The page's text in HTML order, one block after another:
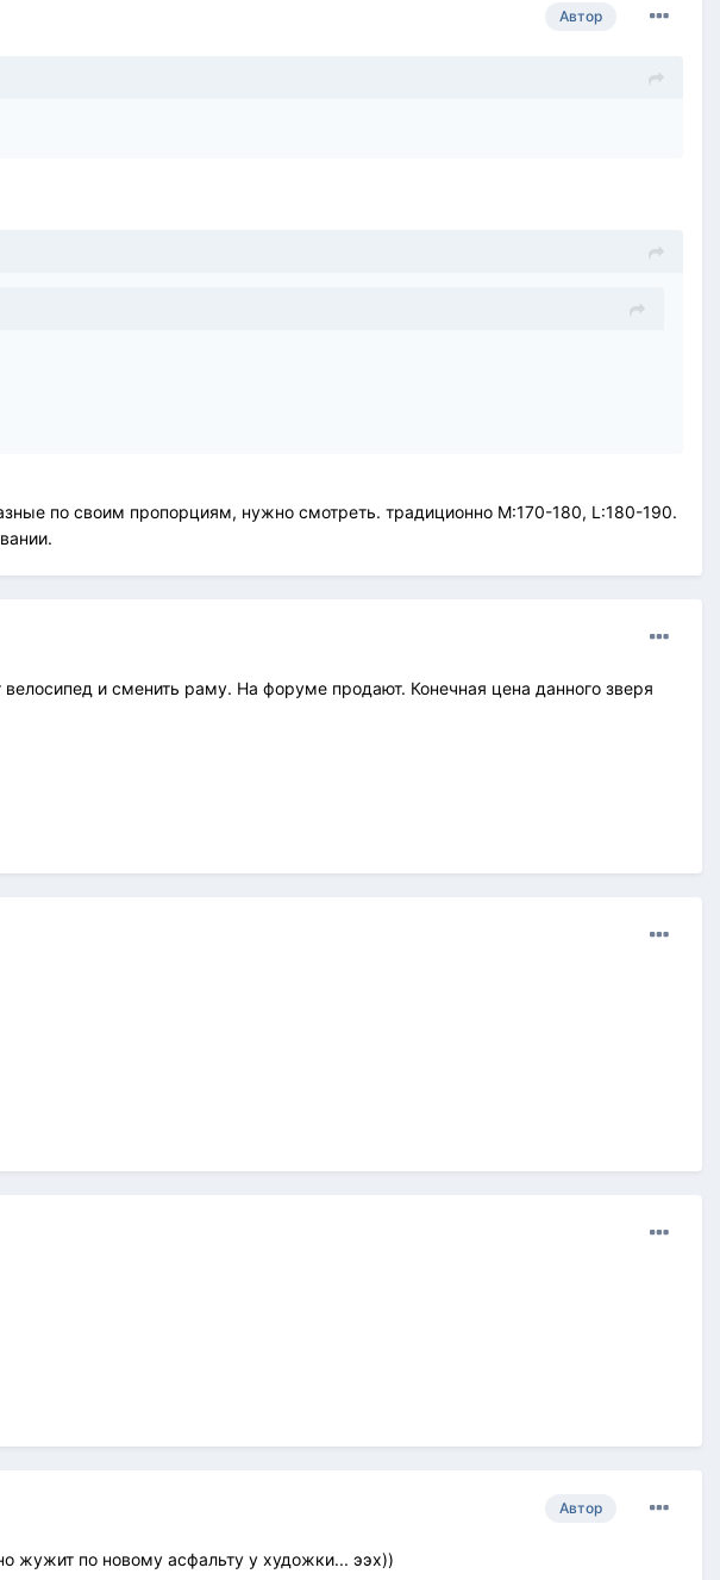
Автор
по своим пропорциям, нужно смотреть. традиционно M:170-180, L:180-190.
и сменить раму. На форуме продают. Конечная цена данного зверя
Автор
жужит по новому асфальту у художки... ээх))